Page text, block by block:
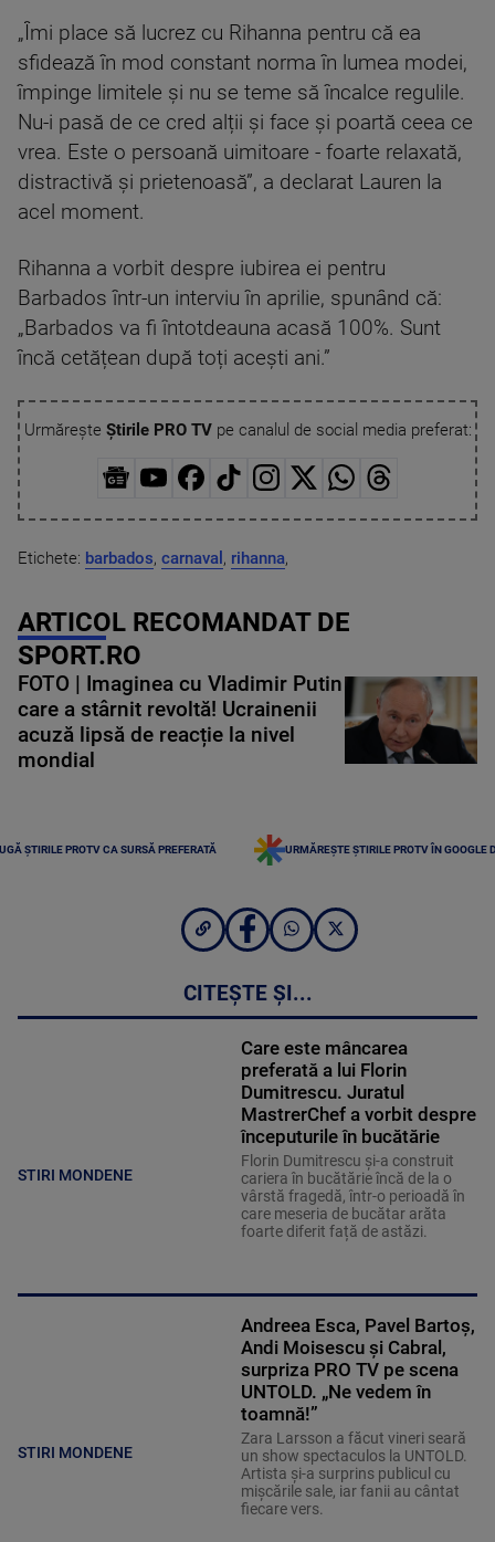
„Îmi place să lucrez cu Rihanna pentru că ea
sfidează în mod constant norma în lumea modei,
împinge limitele și nu se teme să încalce regulile.
Nu-i pasă de ce cred alții și face și poartă ceea ce
vrea. Este o persoană uimitoare - foarte relaxată,
distractivă și prietenoasă”, a declarat Lauren la
acel moment.
Rihanna a vorbit despre iubirea ei pentru
Barbados într-un interviu în aprilie, spunând că:
„Barbados va fi întotdeauna acasă 100%. Sunt
încă cetățean după toți acești ani.”
Urmărește Știrile PRO TVpe canalul de social media preferat:
Etichete: barbados, carnaval , rihanna,
ARTICOL RECOMANDAT DE
SPORT.RO
FOTO | Imaginea cu Vladimir Putin
care a stârnit revoltă! Ucrainenii
acuză lipsă de reacție la nivel
mondial
ȘTIRILE PROTV CA SURSĂ PREFERATĂ URMĂREȘTE ȘTIRILE PROTV ÎN GOOGLE
CITEȘTE ȘI...
STIRI MONDENE
Care este mâncarea
preferată a lui Florin
Dumitrescu. Juratul
MastrerChef a vorbit despre
începuturile în bucătărie
Florin Dumitrescu și-a construit
cariera în bucătărie încă de la o
vârstă fragedă, într-o perioadă în
care meseria de bucătar arăta
foarte diferit față de astăzi.
STIRI MONDENE
Andreea Esca, Pavel Bartoș,
Andi Moisescu și Cabral,
surpriza PRO TV pe scena
UNTOLD. „Ne vedem în
toamnă!”
Zara Larsson a făcut vineri seară
un show spectaculos la UNTOLD.
Artista și-a surprins publicul cu
mișcările sale, iar fanii au cântat
fiecare vers.